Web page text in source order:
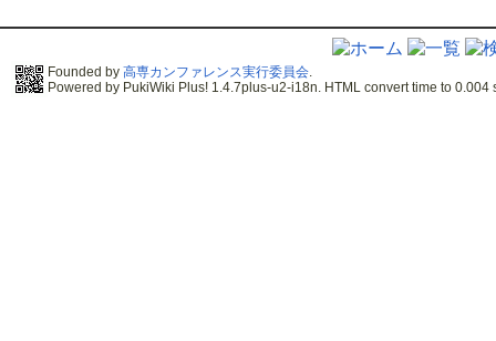
Founded by 高専カンファレンス実行委員会.
Powered by PukiWiki Plus! 1.4.7plus-u2-i18n. HTML convert time to 0.004